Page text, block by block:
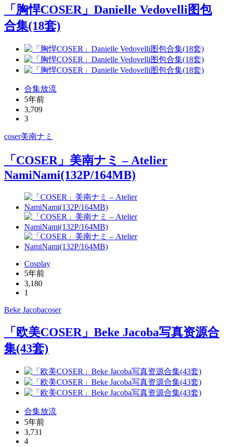
「胸悍COSER」Danielle Vedovelli图包
合集(18套)
合集放流
5年前
3,709
3
coser美南ナミ
「COSER」美南ナミ – Atelier
NamiNami(132P/164MB)
Cosplay
5年前
3,180
1
Beke Jacobacoser
「欧美COSER」Beke Jacoba写真资源合
集(43套)
合集放流
5年前
3,731
4